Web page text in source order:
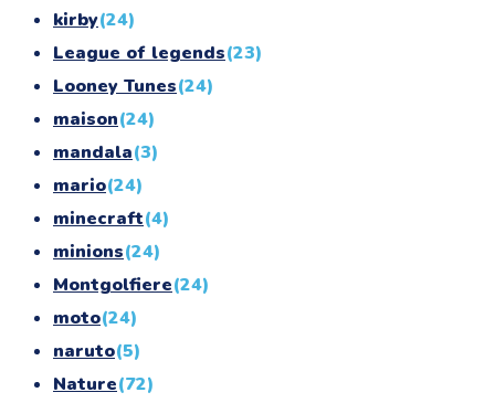
kirby(24)
League of legends(23)
Looney Tunes(24)
maison(24)
mandala(3)
mario(24)
minecraft(4)
minions(24)
Montgolfiere(24)
moto(24)
naruto(5)
Nature(72)